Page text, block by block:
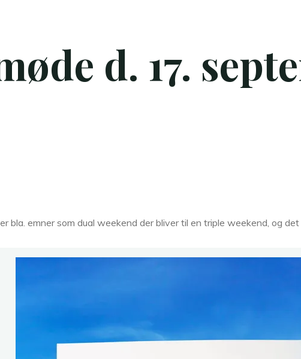
d. 17.
bla. emner som dual weekend der bliver til en triple weekend, og